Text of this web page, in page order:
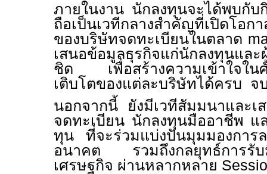
ภายในงาน นักลงทุนจะได้พบกับ
ถือเป็นเวทีกลางสำคัญที่เปิดโอก
ของบริษัทจดทะเบียนในตลาด
เสนอข้อมูลธุรกิจแก่นักลงทุนและ
ชิด เพื่อสร้างความเข้าใจในศั
เติบโตของแต่ละบริษัทได้ครบ จ
นอกจากนี้ ยังมีเวทีสัมมนาและเ
จดทะเบียน นักลงทุนมืออาชีพ
ทุน ที่จะร่วมแบ่งปันมุมมองการ
อนาคต รวมถึงกลยุทธ์การรับ
เศรษฐกิจ ผ่านหลากหลาย